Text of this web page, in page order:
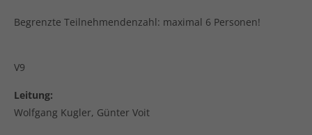
Begrenzte Teilnehmendenzahl: maximal 6 Personen!
V9
Leitung:
Wolfgang Kugler, Günter Voit